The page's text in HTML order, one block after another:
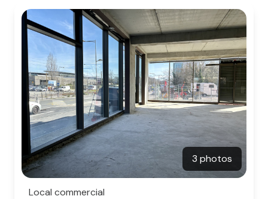
3 photos
Local commercial